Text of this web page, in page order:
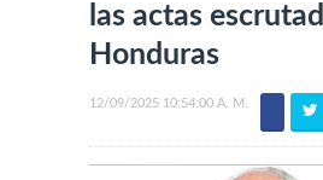
las actas
Honduras
12/09/2025 10:54:00 A. M.